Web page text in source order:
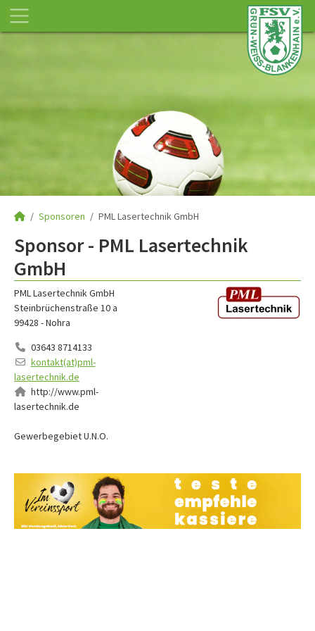
Sponsoren PML Lasertechnik GmbH
Sponsor - PML Lasertechnik
GmbH
PML Lasertechnik GmbH
Steinbrüchenstraße 10 a
99428 - Nohra
03643 8714133
kontakt(at)pml-
lasertechnik.de
http://www.pml-
lasertechnik.de
Gewerbegebiet U.N.O.